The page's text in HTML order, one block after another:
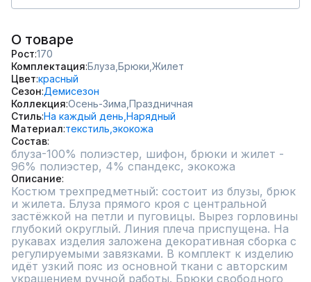
О товаре
Рост 170
Комплектация Блуза, Брюки, Жилет
Цвет красный
Сезон Демисезон
Коллекция Осень-Зима, Праздничная
СтильНа каждый день, Нарядный
Материал текстиль, экокожа
Состав
блуза-100% полиэстер, шифон, брюки и жилет -
96% полиэстер, 4% спандекс, экокожа
Описание
Костюм трехпредметный: состоит из блузы, брюк
и жилета. Блуза прямого кроя с центральной
застёжкой на петли и пуговицы. Вырез горловины
глубокий округлый. Линия плеча приспущена. На
рукавах изделия заложена декоративная сборка с
регулируемыми завязками. В комплект к изделию
идёт узкий пояс из основной ткани с авторским
украшением ручной работы. Брюки свободного